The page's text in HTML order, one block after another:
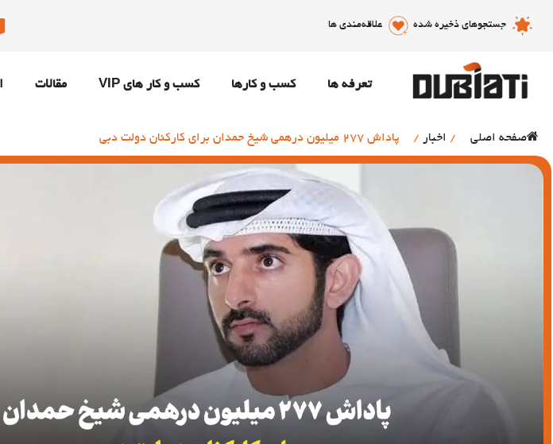
جستجوهای ذخیره شده علاقه‌مندی ها
تعرفه ها کسب و کارها کسب و کار های VIP مقالات
صفحه اصلی / اخبار / پاداش 277 میلیون درهمی شیخ حمدان برای کارکنان دولت دبی